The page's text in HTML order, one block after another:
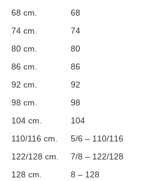
68 cm.
68
74 cm.
74
80 cm.
80
86 cm.
86
92 cm.
92
98 cm.
98
104 cm.
104
110/116 cm.
5/6 – 110/116
122/128 cm.
7/8 – 122/128
128 cm. 8 – 128